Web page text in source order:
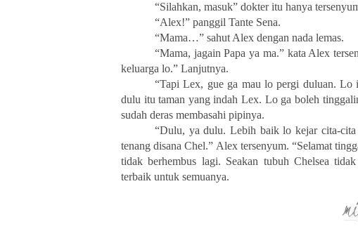
“Silahkan, masuk” dokter itu hanya
“Alex!” panggil Tante Sena.
“Mama…” sahut Alex dengan nada lemas.
“Mama, jagain Papa ya ma.” kata Alex
keluarga lo.” Lanjutnya.
“Tapi Lex, gue ga mau lo pergi duluan.
dulu itu taman yang indah Lex. Lo ga boleh
sudah deras membasahi pipinya.
“Dulu, ya dulu. Lebih baik lo kejar cita-
tenang disana Chel.” Alex tersenyum. “Selamat
tidak berhembus lagi. Seakan tubuh Chelsea
terbaik untuk semuanya.